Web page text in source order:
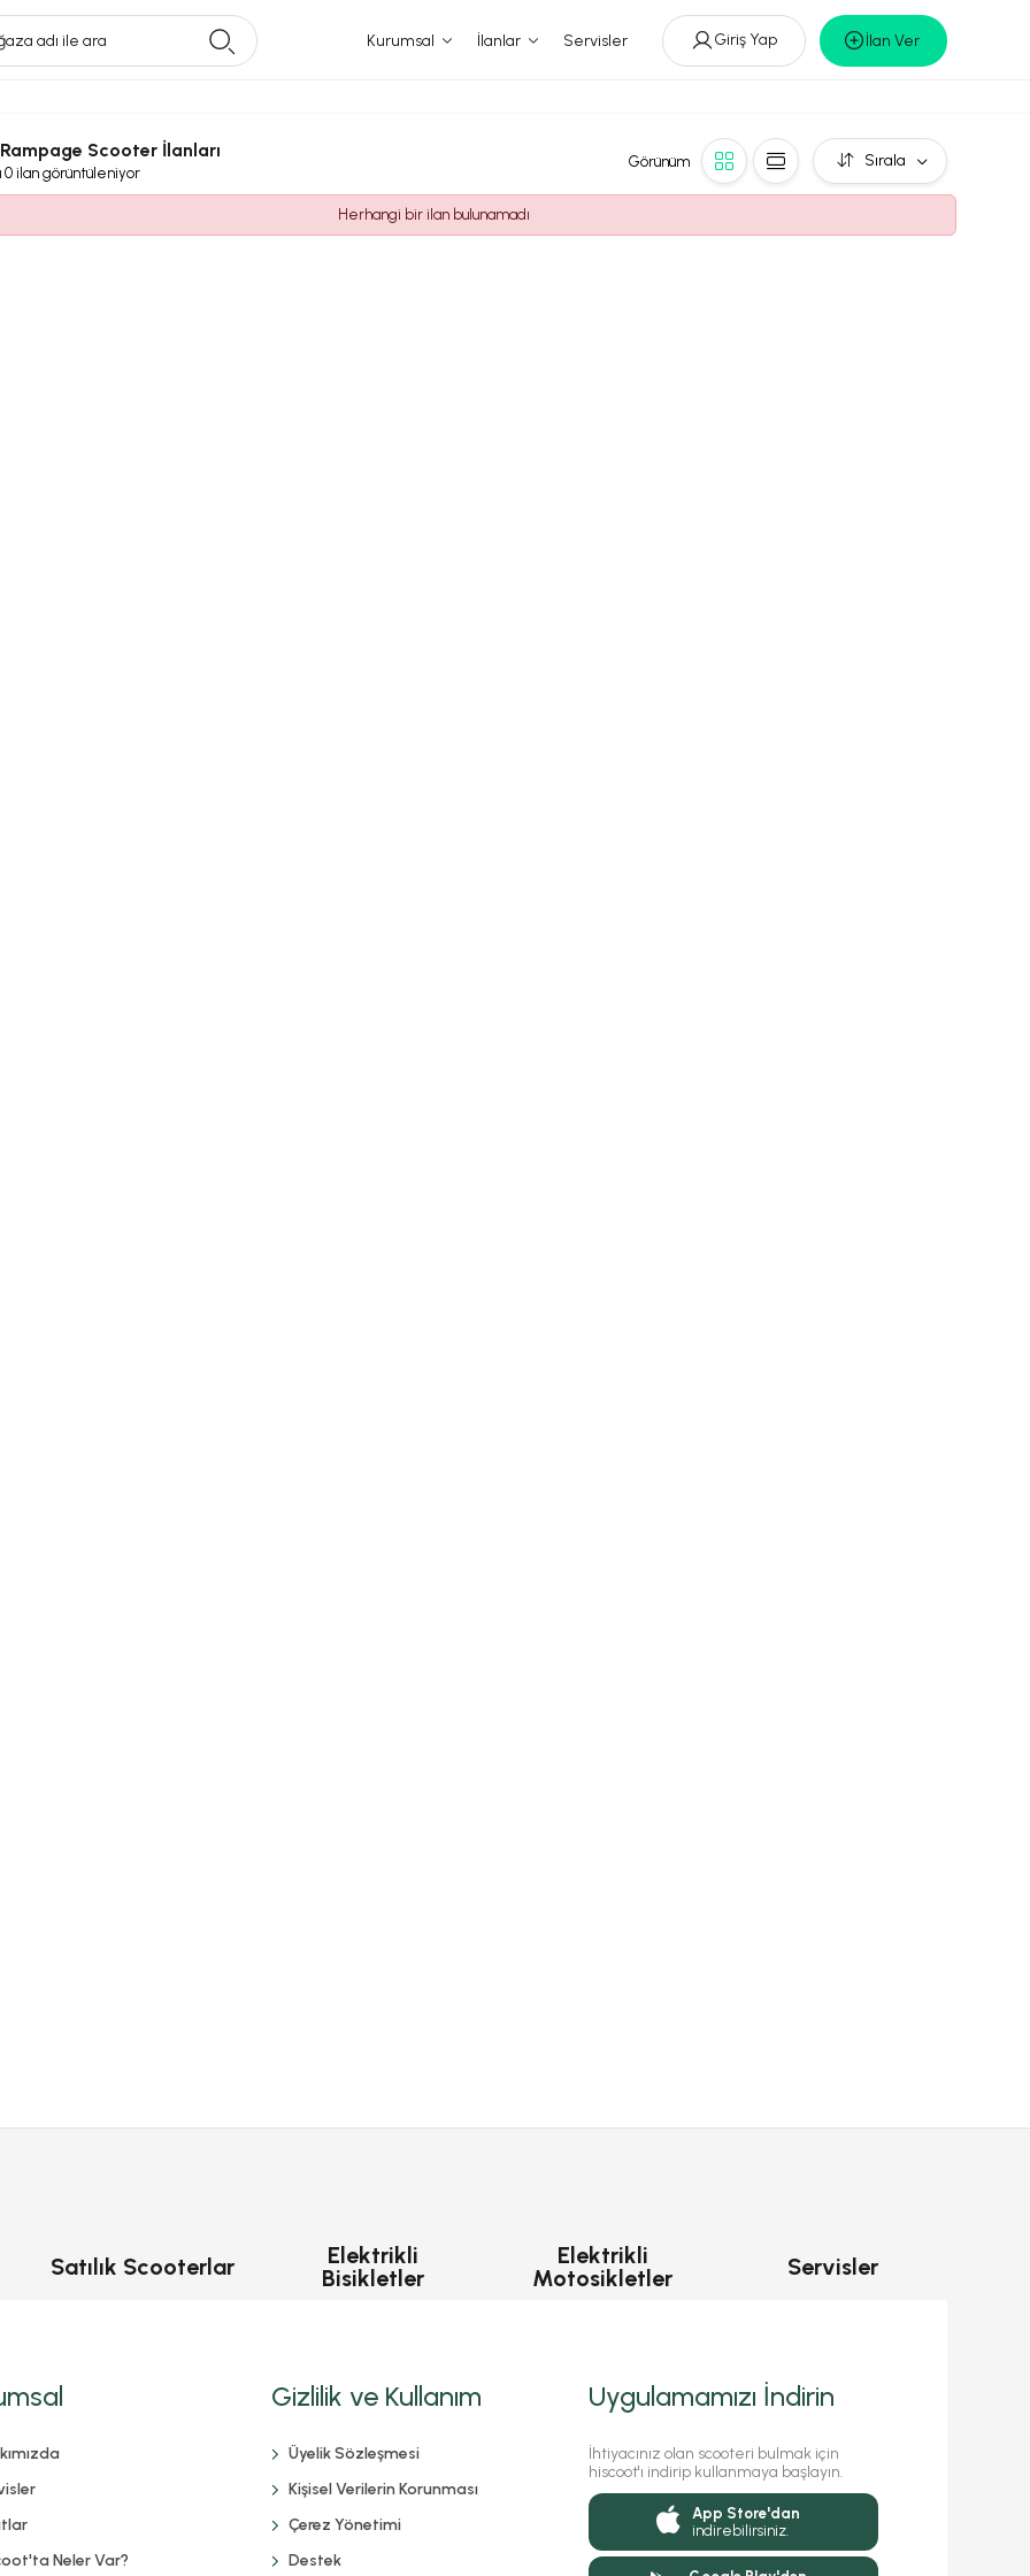
adı ile ara Kurumsal İlanlar Servisler Giriş Yap İlan Ver
Scooter İlanları
0 ilan görüntüleniyor
Görünüm Sırala
Herhangi bir ilan bulunamadı
Satılık Scooterlar
Elektrikli
Bisikletler
Elektrikli
Motosikletler
Servisler
Neler Var?
Gizlilik ve Kullanım
Üyelik Sözleşmesi
Kişisel Verilerin Korunması
Çerez Yönetimi
Destek
Uygulamamızı İndirin
İhtiyacınız olan scooteri bulmak için
hiscoot'ı indirip kullanmaya başlayın.
App Store'dan
indirebilirsiniz.